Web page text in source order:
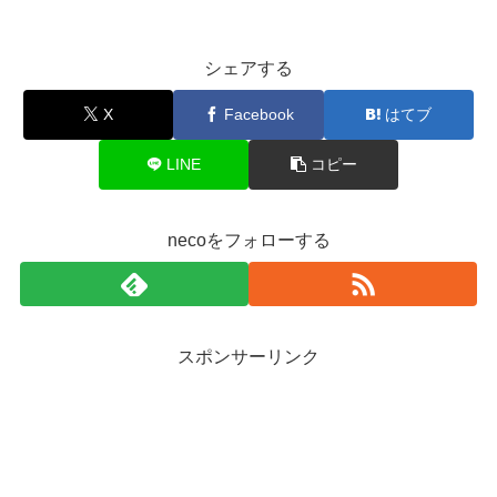
シェアする
X Facebook はてブ
LINE コピー
necoをフォローする
スポンサーリンク